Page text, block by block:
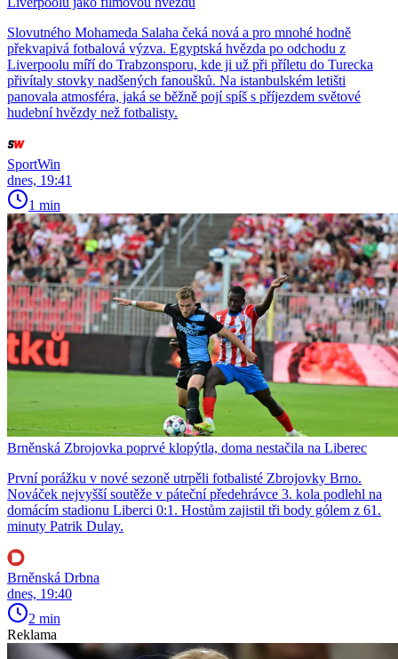
Slovutného Mohameda Salaha čeká nová a pro mnohé hodně
překvapivá fotbalová výzva. Egyptská hvězda po odchodu z
Liverpoolu míří do Trabzonsporu, kde ji už při příletu do Turecka
přivítaly stovky nadšených fanoušků. Na istanbulském letišti
panovala atmosféra, jaká se běžně pojí spíš s příjezdem světové
hudební hvězdy než fotbalisty.
SportWin
dnes, 19:41
1 min
Brněnská Zbrojovka poprvé klopýtla, doma nestačila na Liberec
První porážku v nové sezoně utrpěli fotbalisté Zbrojovky Brno.
Nováček nejvyšší soutěže v páteční předehrávce 3. kola podlehl na
domácím stadionu Liberci 0:1. Hostům zajistil tři body gólem z 61.
minuty Patrik Dulay.
Brněnská Drbna
dnes, 19:40
2 min
Reklama